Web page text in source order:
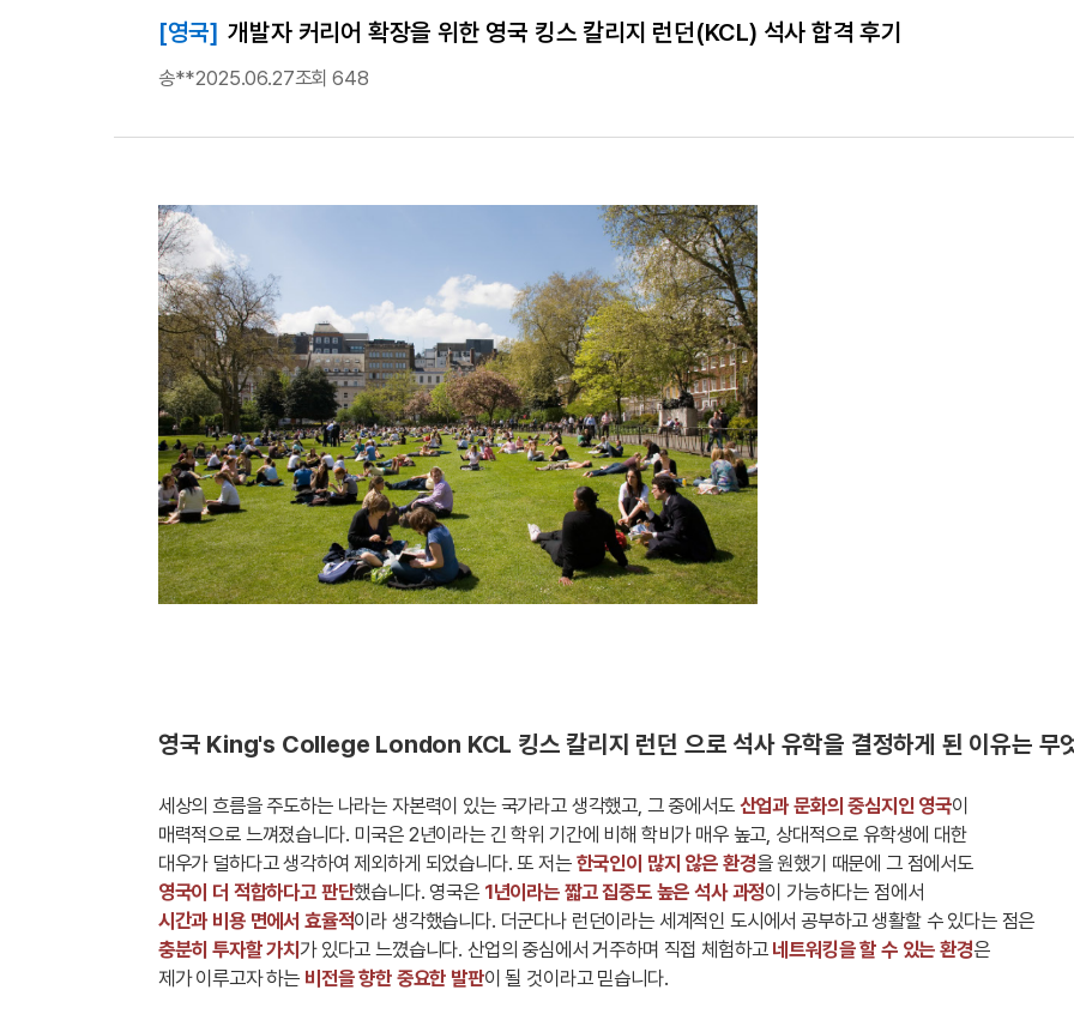
[영국] 개발자 커리어 확장을 위한 영국 킹스 칼리지 런던(KCL) 석사 합격 후기
송**2025.06.27조회 648
영국 King's College London KCL 킹스 칼리지 런던 으로 석사 유학을 결정하게 된 이유는 무
세상의 흐름을 주도하는 나라는 자본력이 있는 국가라고 생각했고, 그 중에서도 산업과 문화의 중심지인 영국이
매력적으로 느껴졌습니다. 미국은 2년이라는 긴 학위 기간에 비해 학비가 매우 높고, 상대적으로 유학생에 대한
대우가 덜하다고 생각하여 제외하게 되었습니다. 또 저는 한국인이 많지 않은 환경을 원했기 때문에 그 점에서도
영국이 더 적합하다고 판단했습니다. 영국은1년이라는 짧고 집중도 높은 석사 과정이 가능하다는 점에서
시간과 비용 면에서 효율적이라 생각했습니다. 더군다나 런던이라는 세계적인 도시에서 공부하고 생활할 수 있다는 점은
충분히 투자할 가치가 있다고 느꼈습니다. 산업의 중심에서 거주하며 직접 체험하고 네트워킹을 할 수 있는 환경은
제가 이루고자 하는 비전을 향한 중요한 발판이 될 것이라고 믿습니다.